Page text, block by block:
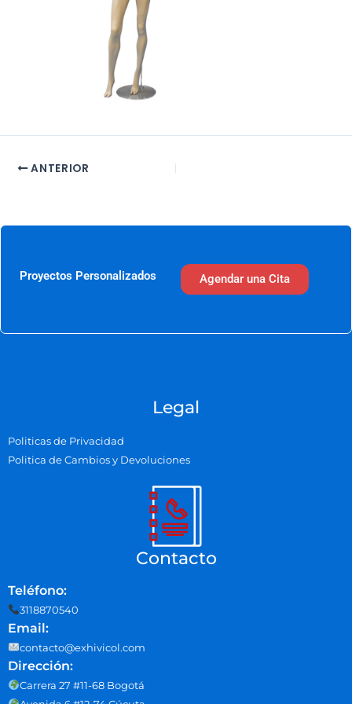
ANTERIOR
Proyectos Personalizados Agendar una Cita
Legal
Politicas de Privacidad
Politica de Cambios y Devoluciones
Contacto
Teléfono:
3118870540
Email:
contacto@exhivicol.com
Dirección:
Carrera 27 #11-68 Bogotá